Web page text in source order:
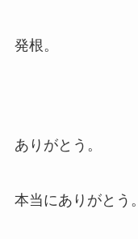
発根。
ありがとう。
本当にありがとう。